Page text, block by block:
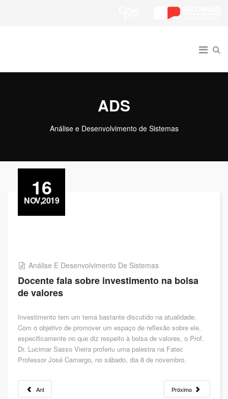
ADS
Análise e Desenvolvimento de Sistemas
16
NOV,2019
Análise E Desenvolvimento De Sistemas
Docente fala sobre investimento na bolsa
de valores
Investimento tem um tema bastante discutido na atualidade.
Com o objetivo de promover um espaço de reflexão sobre ele,
especificamente no que diz respeito à bolsa de valores, o Prof.
Dr. Lucimar Sasso Vieira proferiu uma palestra na Fatec
Professor José Camargo, no sábado, dia 8 de novembro.
Ant Próximo